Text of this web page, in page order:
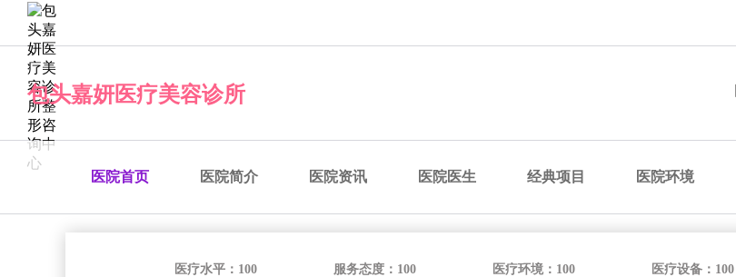
包头嘉妍医疗美容诊所
医院首页 医院简介 医院资讯 医院医生 经典项目 医院环境
医疗水平： 100 服务态度： 100 医疗环境： 100 医疗设备： 100